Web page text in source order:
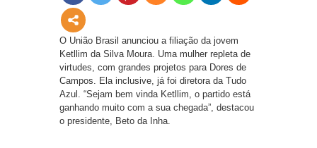
O União Brasil anunciou a filiação da jovem
Ketllim da Silva Moura. Uma mulher repleta de
virtudes, com grandes projetos para Dores de
Campos. Ela inclusive, já foi diretora da Tudo
Azul. “Sejam bem vinda Ketllim, o partido está
ganhando muito com a sua chegada”, destacou
o presidente, Beto da Inha.